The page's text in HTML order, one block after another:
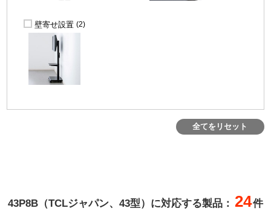
壁寄せ設置 (2)
全てをリセット
43P8B（TCLジャパン、43型）に対応する製品： 24件